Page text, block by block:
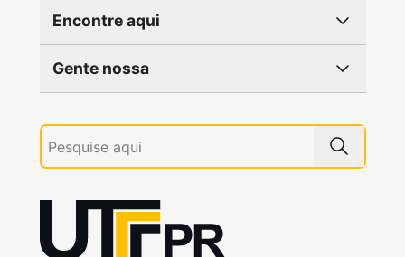
Encontre aqui
Gente nossa